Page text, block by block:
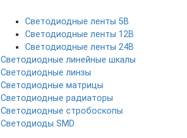
Светодиодные ленты 5В
Светодиодные ленты 12В
Светодиодные ленты 24В
Светодиодные линейные шкалы
Светодиодные линзы
Светодиодные матрицы
Светодиодные радиаторы
Светодиодные стробоскопы
Светодиоды SMD